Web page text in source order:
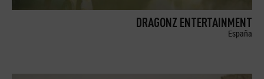
DRAGONZ ENTERTAINMENT
España